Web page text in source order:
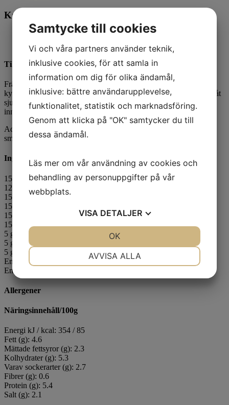
Krämig kycklingsoppa med rotfrukter
Antal portioner 1
Tillagningsanvisning
Fräs tomatpuré i smör på medeltemperatur. Tillsätt vatten,
kycklingfond, lökpulver, vispgrädde, standardmjölk och puréer. Låt
sjuda (koka inte). Smaka av med dragon, salt och peppar. Mixa
innan servering!
Addera gärna en flytande topping på soppan för extra näring och
smak.
Ingredienser
150 g standardmjölk
120 g
kycklingpuré
15 g
morotspuré, tinad
15 g
15 g
15 g vispgrädde
5 g tomatpuré
5 g kycklingfond
5 g lökpulver
En nypa dragon, mixad
En nypa salt och peppar
Allergener
Näringsinnehåll/100g
Energi kJ / kcal: 354 / 85
Fett (g): 4.6
Mättade fettsyror (g): 2.3
Kolhydrater (g): 5.3
Varav sockerarter (g): 2.7
Fibrer (g): 0.6
Protein (g): 5.4
Salt (g): 2.1
Samtycke till cookies
Vi och våra partners använder teknik,
inklusive cookies, för att samla in
information om dig för olika ändamål,
inklusive: bättre användarupplevelse,
funktionalitet, statistik och marknadsföring.
Genom att klicka på "OK" samtycker du till
dessa ändamål.
Läs mer om vår användning av cookies och
behandling av personuppgifter på vår
webbplats.
VISA DETALJER
AVVISA ALLA
OK